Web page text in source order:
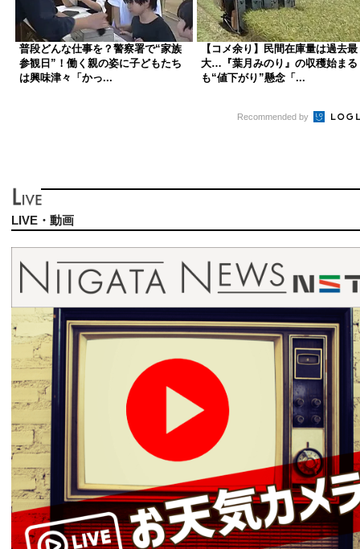
普段どんな仕事を？警察署で“家族
参観日”！働く親の姿に子どもたち
は興味津々「かっ...
【コメ余り】民間在庫量は過去最
大…『葉月みのり』の収穫始まる
も“値下がり”懸念「...
Recommended by
LIVE・動画